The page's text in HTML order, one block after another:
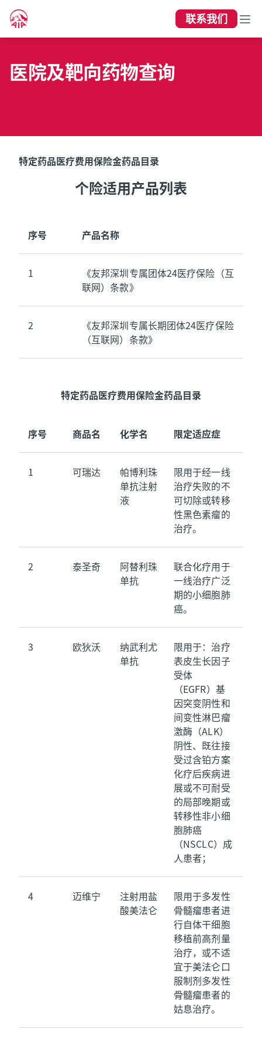
联系我们
医院及靶向药物查询
特定药品医疗费用保险金药品目录
个险适用产品列表
序号 产品名称
1
《友邦深圳专属团体24医疗保险（互
联网）条款》
2
《友邦深圳专属长期团体24医疗保险
（互联网）条款》
特定药品医疗费用保险金药品目录
序号 商品名 化学名 限定适应症
1 可瑞达
帕博利珠
单抗注射
液
限用于经一线
治疗失败的不
可切除或转移
性黑色素瘤的
治疗。
2 泰圣奇
阿替利珠
单抗
联合化疗用于
一线治疗广泛
期的小细胞肺
癌。
3 欧狄沃
纳武利尤
单抗
限用于：治疗
表皮生长因子
受体
（EGFR）基
因突变阴性和
间变性淋巴瘤
激酶（ALK）
阴性、既往接
受过含铂方案
化疗后疾病进
展或不可耐受
的局部晚期或
转移性非小细
胞肺癌
（NSCLC）成
人患者；
4 迈维宁
注射用盐
酸美法仑
限用于多发性
骨髓瘤患者进
行自体干细胞
移植前高剂量
治疗，或不适
宜于美法仑口
服制剂多发性
骨髓瘤患者的
姑息治疗。